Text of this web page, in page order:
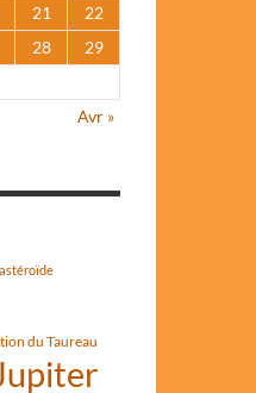
21
22
28
29
Avr »
astéroïde
du Taureau